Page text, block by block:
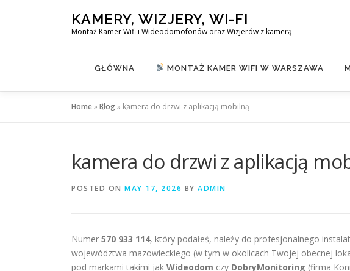
KAMERY, WIZJERY, WI-FI
Montaż Kamer Wifi i Wideodomofonów oraz Wizjerów z kamerą
GŁÓWNA MONTAŻ KAMER WIFI W WARSZAWA
Home»Blog» kamera do drzwi z aplikacją mobilną
kamera do drzwi z aplikacją
POSTED ON MAY 17, 2026 BY ADMIN
Numer 570 933 114, który podałeś, należy do profesjonalnego
województwa mazowieckiego (w tym w okolicach Twojej obecnej
pod markami takimi jak Wideodom czy DobryMonitoring (firma